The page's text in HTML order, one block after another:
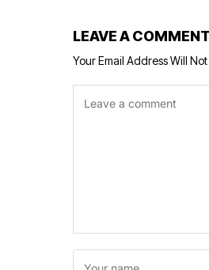
LEAVE A COMMENT
Your Email Address Will